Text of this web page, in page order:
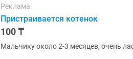
Реклама
Пристраивается котенок
100 ₸
Мальчику около 2-3 месяцев, очень